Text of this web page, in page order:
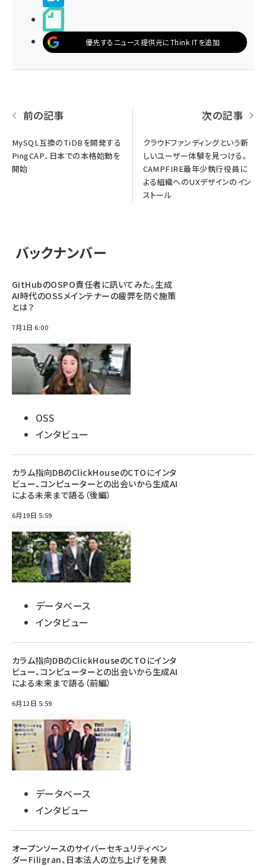
優先するニュース提供元にThink ITを追加
前の記事
MySQL互換のTiDBを開発する
PingCAP、日本での本格始動を
開始
次の記事
クラウドファンディングという新
しいユーザー体験を見つける。
CAMPFIRE最年少執行役員に
よる組織へのUXデザインのイン
ストール
バックナンバー
GitHubのOSPO責任者に訊いてみた。生成
AI時代のOSSメインテナーの疲弊を防ぐ施策
とは？
7月1日 6:00
OSS
インタビュー
カラム指向DBのClickHouseのCTOにインタ
ビュー、コンピューターとの出会いから生成AI
による未来まで語る（後編）
6月19日 5:59
データベース
インタビュー
カラム指向DBのClickHouseのCTOにインタ
ビュー、コンピューターとの出会いから生成AI
による未来まで語る（前編）
6月12日 5:59
データベース
インタビュー
オープンソースのサイバーセキュリティベン
ダーFiligran、日本法人の立ち上げを発表